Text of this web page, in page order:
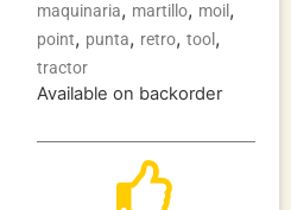
maquinaria, martillo, moil ,
point, punta, retro, tool ,
tractor
Available on backorder